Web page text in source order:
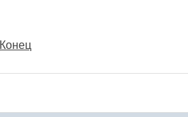
Конец